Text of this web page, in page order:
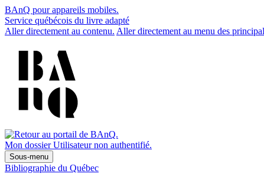
BAnQ pour appareils mobiles.
Service québécois du livre adapté
Aller directement au contenu. Aller directement au menu des
Mon dossier Utilisateur non authentifié.
Sous-menu
Bibliographie du Québec